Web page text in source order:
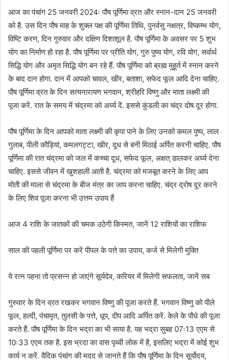
आज का पंचांग 25 जनवरी 2024ः पौष पूर्णिमा व्रत और स्नान-दान 25 जनवरी
को है. उस दिन पौष माह के शुक्ल पक्ष की पूर्णिमा तिथि, पुनर्वसु नक्षत्र, विष्कम्भ योग,
विष्टि करण, दिन गुरुवार और दक्षिण दिशाशूल है. पौष पूर्णिमा के अवसर पर 5 शुभ
योग का निर्माण हो रहा है. पौष पूर्णिमा पर प्रीति योग, गुरु पुष्य योग, रवि योग, सर्वार्थ
सिद्धि योग और अमृत सिद्धि योग बन रहे हैं. पौष पूर्णिमा को ब्रह्म मुहूर्त में स्नान करने
के बाद दान होगा. दान में आपको चावल, खीर, बताशा, सफेद फूल आदि देना चाहिए.
पौष पूर्णिमा व्रत के दिन सत्यनारायण भगवान, श्रीहरि विष्णु और माता लक्ष्मी की
पूजा करें. रात के समय में चंद्रमा को अर्घ्य दें. इससे कुंडली का चंद्र दोष दूर होगा.
पौष पूर्णिमा के दिन आपको माता लक्ष्मी की कृपा पाने के लिए उनको कमल पुष्प, लाल
गुलाब, पीली कौड़ियां, कमलगट्टा, खीर, दूध से बनी मिठाई अर्पित करनी चाहिए. पौष
पूर्णिमा की रात चंद्रमा को जल में कच्चा दूध, सफेद फूल, अक्षत् डालकर अर्घ्य देना
चाहिए. इससे जीवन में खुशहाली आती है. चंद्रमा को मजबूत करने के लिए आप
मोती की माला से चंद्रमा के बीज मंत्र का जाप करना चाहिए. चंद्र द्रोष दूर करने
के लिए शिव पूजा करना भी उत्तम उपाय हैं
आज 4 राशि के जातकों की चमक उठेगी किस्मत, जानें 12 राशियों का राशिफ
साल की पहली पूर्णिमा पर करें पीपल के पत्ते का उपाय, कर्ज से मिलेगी मुक्ति
ये रत्न पहना तो प्रसन्न हो जाएंगे सूर्यदेव, करियर में मिलेगी सफलता, जानें सब
गुरुवार के दिन व्रत रखकर भगवान विष्णु की पूजा करते हैं. भगवान विष्णु को पीले
फूल, हल्दी, पंचामृत, तुलसी के पत्ते, धूप, दीप आदि अर्पित करें. केले के पौधे की पूजा
करते हैं. पौष पूर्णिमा के दिन भद्रा का भी साया है. यह भद्रा सुबह 07ः13 एएम से
10ः33 एएम तक है. इस भ्रदा का वास पृथ्वी लोक में है, इसलिए भद्रा में कोई शुभ
कार्य न करें. वैदिक पंचांग की मदद से जानते हैं कि पौष पूर्णिमा के दिन सूर्योदय,